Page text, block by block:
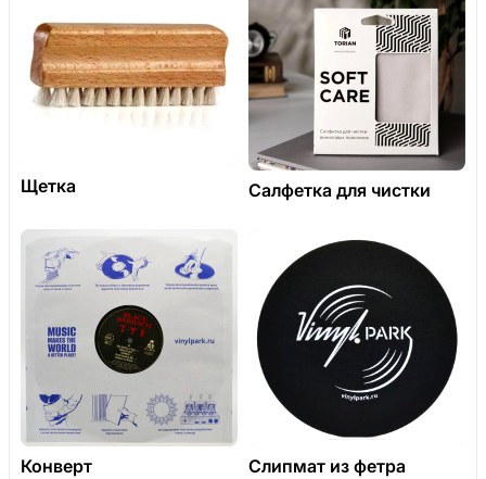
Щетка Салфетка для чистки
Конверт Слипмат из фетра